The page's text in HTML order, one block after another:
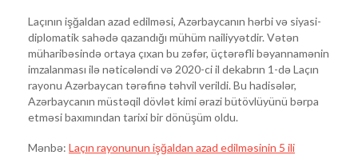
Laçının işğaldan azad edilməsi, Azərbaycanın hərbi və siyasi-
diplomatik sahədə qazandığı mühüm nailiyyətdir. Vətən
müharibəsində ortaya çıxan bu zəfər, üçtərəfli bəyannamənin
imzalanması ilə nəticələndi və 2020-ci il dekabrın 1-də Laçın
rayonu Azərbaycan tərəfinə təhvil verildi. Bu hadisələr,
Azərbaycanın müstəqil dövlət kimi ərazi bütövlüyünü bərpa
etməsi baxımından tarixi bir dönüşüm oldu.
Mənbə: Laçın rayonunun işğaldan azad edilməsinin 5 ili